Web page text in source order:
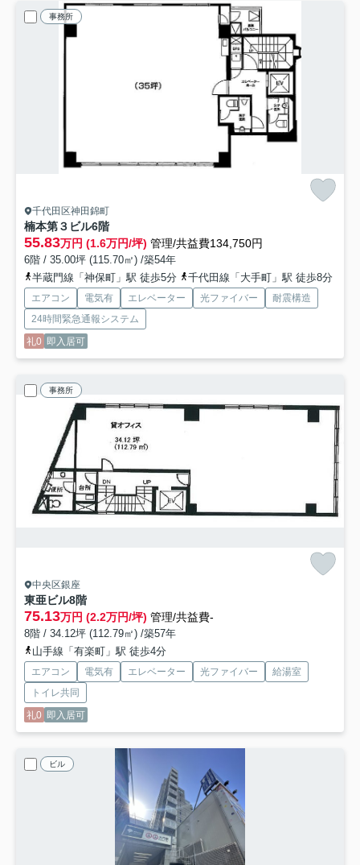
事務所
千代田区神田錦町
楠本第３ビル6階
55.83万円 (1.6万円/坪) 管理/共益費134,750円
6階 / 35.00坪 (115.70㎡) /築54年
半蔵門線「神保町」駅 徒歩5分
千代田線「大手町」駅 徒歩8分
エアコン 電気有 エレベーター 光ファイバー
耐震構造
24時間緊急通報システム
礼0 即入居可
事務所
中央区銀座
東亜ビル8階
75.13万円 (2.2万円/坪) 管理/共益費-
8階 / 34.12坪 (112.79㎡) /築57年
山手線「有楽町」駅 徒歩4分
エアコン 電気有 エレベーター 光ファイバー
給湯室
トイレ共同
礼0 即入居可
ビル